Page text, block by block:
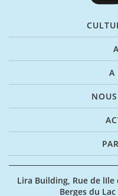
A
Lira Building, Rue de lIle
Berges du